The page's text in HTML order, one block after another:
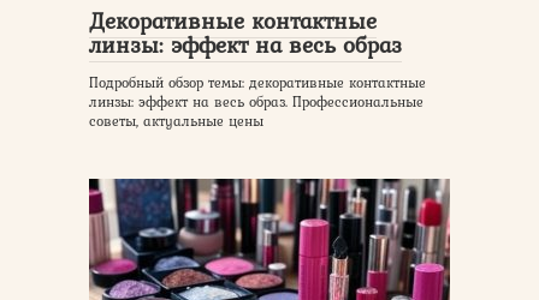
Декоративные контактные
линзы: эффект на весь образ
Подробный обзор темы: декоративные контактные
линзы: эффект на весь образ. Профессиональные
советы, актуальные цены